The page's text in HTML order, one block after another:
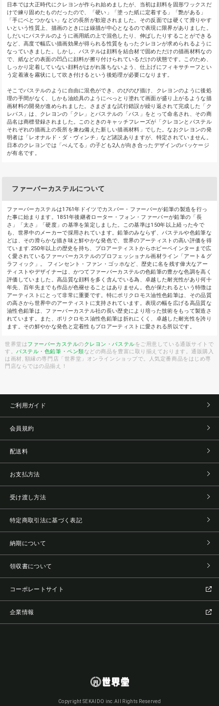
日本では大正時代にクレヨンが作られ始めましたが、当初は顔料を固形ワックスだ
けで練り固めたものだったので、「硬い」「塗った紙に定着する」「艶がある」
「手にベとつかない」などの長所が歓迎されました。その反面では硬くて滑りやす
いという性質上、描画のときには線描が中心となるので表現に限界がありました。
しだいにパステルのように画用紙の上で混色したり、伸ばしたりすることができる
など、高度で幅広い描画効果が得られる性質をもったクレヨンが求められるように
なっていきました。しかし、パステルは顔料を結合材で固めただけの描画材料なの
で、紙などの表面の凹凸に顔料が擦り付けられているだけの状態です。このため、
しっかり定着していない顔料がはがれ落ちないよう、仕上げにフィキサチーフとい
う定着液を霧状にして吹き付けるという後処理が必要になります。
そこでパステルのように自由に混色ができ、のびのび描け、クレヨンのように後処
理の手間がなく、しかも油絵具のようにべっとり塗れて画面が盛り上がるような描
画材料の開発が進められました。さまざまな試行錯誤が繰り返されて完成した「ク
レパス」は、クレヨンの「クレ」とパステルの「パス」をとって命名され、その商
品名は商標登録されました。このときのキャッチフレーズが「クレヨンとパステル
それぞれの描画上の長所を兼ね備えた新しい描画材料」でした。なおクレヨンの発
明者は「レオナルド・ダ・ヴィンチ」など諸説ありますが、特定されていません。
日本のクレヨンでは「ぺんてる」の子ども2人が向き合ったデザインのパッケージ
が有名です。
ファーバーカステルについて
ファーバーカステルは1761年ドイツでカスパー・ファーバーが鉛筆の製造を行っ
た事に始まります。1851年後継者ローター・フォン・ファーバーが鉛筆の「長
さ」「太さ」「硬度」の基準を策定しました。この基準は150年以上経った今で
も、世界中のメーカーで採用されています。鉛筆のみならず、パステルや色鉛筆な
どは、その滑らかな描き味と鮮やかな発色で、世界のアーティストの高い評価を得
ています.250年以上の歴史を持ち、プロアーティストからホビーペインターまで広
く愛されているファーバーカステルのプロフェッショナル画材ライン「アート＆グ
ラフィック」。 フィンセント・ファン・ゴッホなど、歴史に名を残す偉大なアー
ティストやデザイナーは、かつてファーバーカステルの色鉛筆の豊かな色調を高く
評価していました。高品質な顔料を多く含んでいる為、卓越した耐光性があり何十
年先、百年先までも作品が色褪せることはありません。色が保たれるという特徴は
アーティストにとって非常に重要です。特にポリクロモス油性色鉛筆は、その品質
の高さから世界中のアーティストに支持されています。表現の幅を広げる高品質な
油性色鉛筆は、ファーバーカステル社の長い歴史により培った技術をもって製造さ
れています。また、ポリクロモス油性色鉛筆は折れにくく、卓越した耐光性を誇り
ます。その鮮やかな発色と定着性もプロアーティストに愛される所以です。
世界堂はファーバーカステルのクレヨン・パステルをご用意している通販サイトで
す。パステル・色鉛筆・ペン類などの商品を豊富に取り揃えております。通販購入
は画材, 額縁の専門店「世界堂」オンラインショップで。人気定番商品をはじめ専
門店ならではの品揃え！
ご利用ガイド
会員規約
配送料
お支払方法
受け渡し方法
特定商取引法に基づく表記
納期について
領収書について
コーポレートサイト
企業情報
Copyright SEKAIDO inc.All Rights Reserved